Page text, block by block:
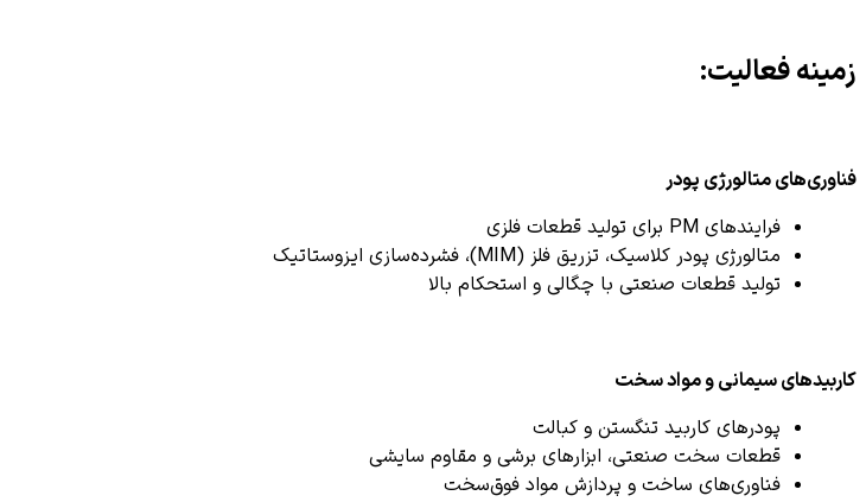
زمینه فعالیت:
فناوری‌های متالورژی پودر
فرایندهای PM برای تولید قطعات فلزی
متالورژی پودر کلاسیک، تزریق فلز (MIM)، فشرده‌سازی ایزوستاتیک
تولید قطعات صنعتی با چگالی و استحکام بالا
کاربیدهای سیمانی و مواد سخت
پودرهای کاربید تنگستن و کبالت
قطعات سخت صنعتی، ابزارهای برشی و مقاوم سایشی
فناوری‌های ساخت و پردازش مواد فوق‌سخت